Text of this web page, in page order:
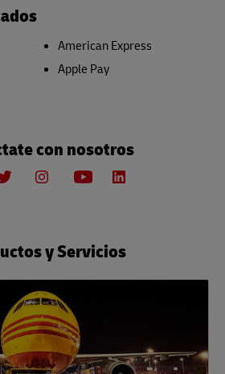
American Express
Apple Pay
con nosotros
y Servicios